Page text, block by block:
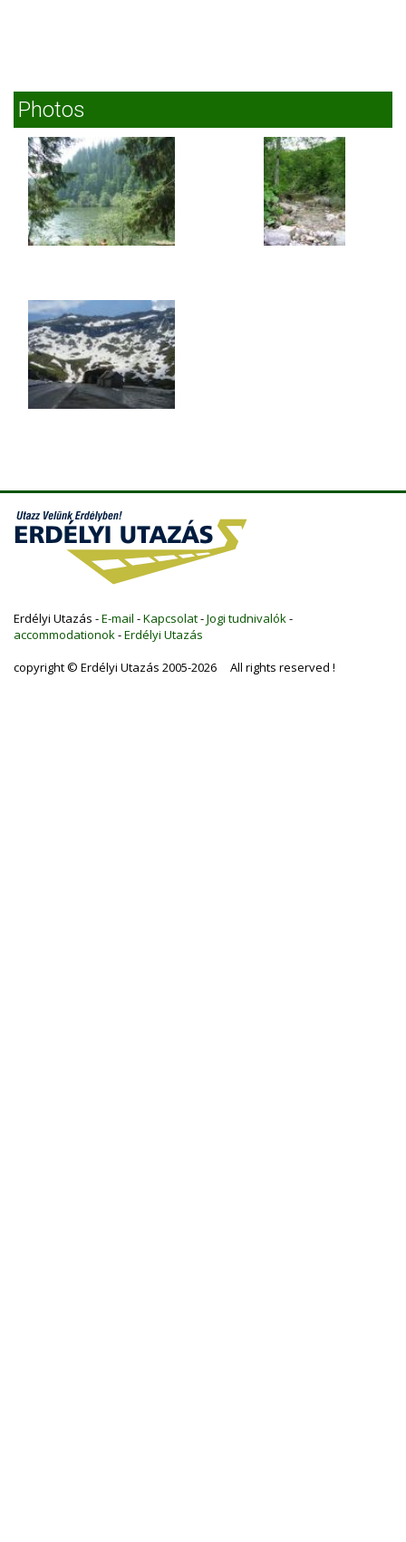
Photos
Erdélyi Utazás -E-mail -Kapcsolat-Jogi tudnivalók -
accommodationok -Erdélyi Utazás
copyright © Erdélyi Utazás 2005-2026 All rights reserved !